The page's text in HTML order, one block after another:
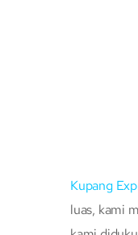
Kupang
luas, kami